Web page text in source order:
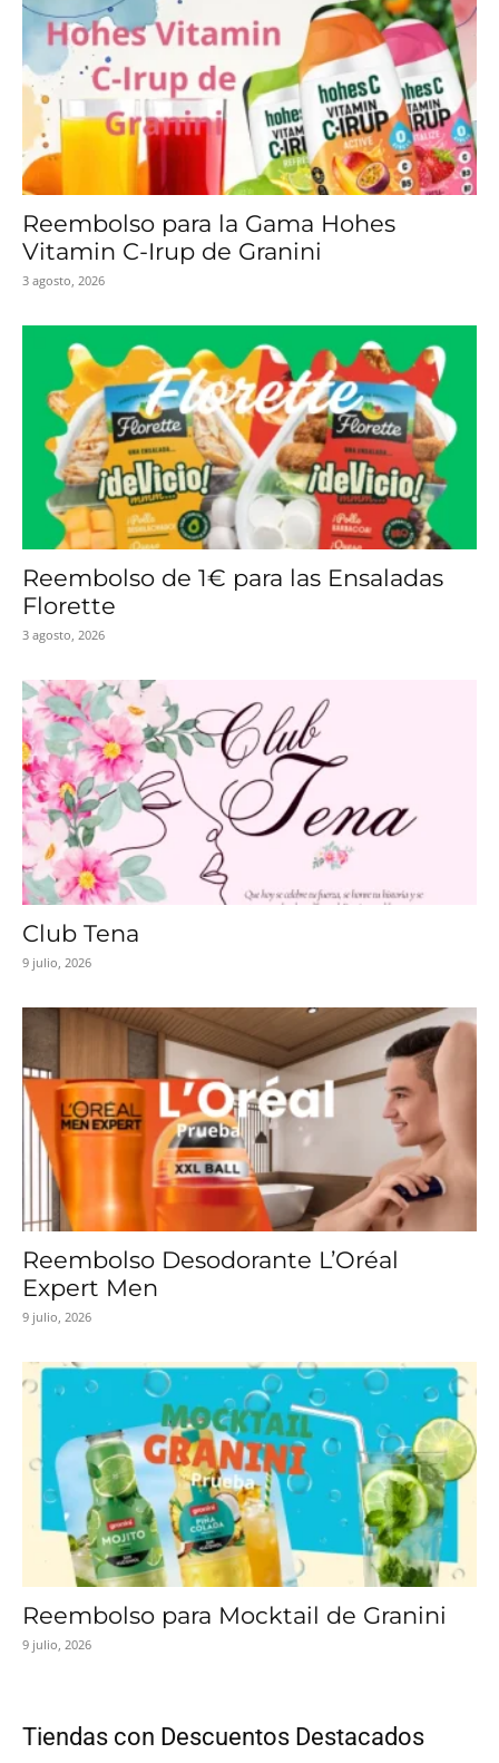
Reembolso para la Gama Hohes
Vitamin C-Irup de Granini
3 agosto, 2026
Reembolso de 1€ para las Ensaladas
Florette
3 agosto, 2026
Club Tena
9 julio, 2026
Reembolso Desodorante L’Oréal
Expert Men
9 julio, 2026
Reembolso para Mocktail de Granini
9 julio, 2026
Tiendas con Descuentos Destacados